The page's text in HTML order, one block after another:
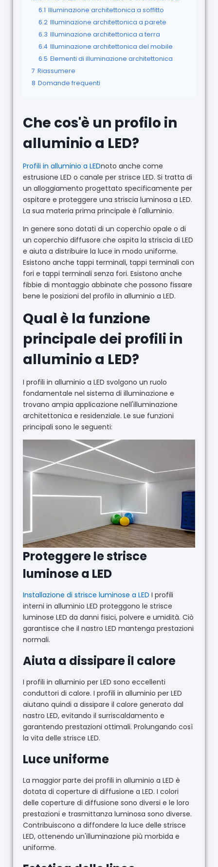
6.1 Illuminazione architettonica a soffitto
6.2 Illuminazione architettonica a parete
6.3 Illuminazione architettonica a terra
6.4 Illuminazione architettonica del mobile
6.5 Elementi di illuminazione architettonica
7 Riassumere
8 Domande frequenti
Che cos'è un profilo in
alluminio a LED?
Profili in alluminio a LEDnoto anche come
estrusione LED o canale per strisce LED. Si tratta di
un alloggiamento progettato specificamente per
ospitare e proteggere una striscia luminosa a LED.
La sua materia prima principale è l'alluminio.
In genere sono dotati di un coperchio opale o di
un coperchio diffusore che ospita la striscia di LED
e aiuta a distribuire la luce in modo uniforme.
Esistono anche tappi terminali, tappi terminali con
fori e tappi terminali senza fori. Esistono anche
fibbie di montaggio abbinate che possono fissare
bene le posizioni del profilo in alluminio a LED.
Qual è la funzione
principale dei profili in
alluminio a LED?
I profili in alluminio a LED svolgono un ruolo
fondamentale nel sistema di illuminazione e
trovano ampia applicazione nell'illuminazione
architettonica e residenziale. Le sue funzioni
principali sono le seguenti:
Proteggere le strisce
luminose a LED
Installazione di strisce luminose a LED I profili
interni in alluminio LED proteggono le strisce
luminose LED da danni fisici, polvere e umidità. Ciò
garantisce che il nastro LED mantenga prestazioni
normali.
Aiuta a dissipare il calore
I profili in alluminio per LED sono eccellenti
conduttori di calore. I profili in alluminio per LED
aiutano quindi a dissipare il calore generato dal
nastro LED, evitando il surriscaldamento e
garantendo prestazioni ottimali. Prolungando così
la vita delle strisce LED.
Luce uniforme
La maggior parte dei profili in alluminio a LED è
dotata di coperture di diffusione a LED. I colori
delle coperture di diffusione sono diversi e le loro
prestazioni e trasmittanza luminosa sono diverse.
Contribuiscono a diffondere la luce delle strisce
LED, ottenendo un'illuminazione più morbida e
uniforme.